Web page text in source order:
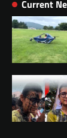
Current